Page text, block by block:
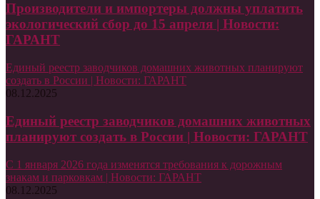
Производители и импортеры должны уплатить
экологический сбор до 15 апреля | Новости:
ГАРАНТ
Единый реестр заводчиков домашних животных планируют
создать в России | Новости: ГАРАНТ
08.12.2025
Единый реестр заводчиков домашних животных
планируют создать в России | Новости: ГАРАНТ
С 1 января 2026 года изменятся требования к дорожным
знакам и парковкам | Новости: ГАРАНТ
08.12.2025